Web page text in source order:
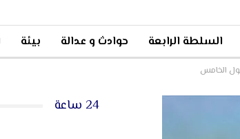
السلطة الرابعة حوادث و عدالة بيئة
الخامس
24 ساعة